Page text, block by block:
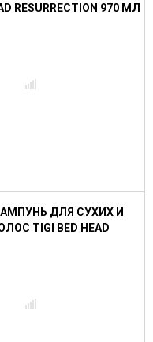
RESURRECTION 970 МЛ
ДЛЯ СУХИХ И
TIGI BED HEAD